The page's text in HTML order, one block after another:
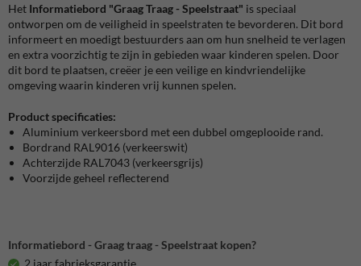
Het Informatiebord "Graag Traag - Speelstraat" is speciaal
ontworpen om de veiligheid in speelstraten te bevorderen. Dit bord
informeert en moedigt bestuurders aan om hun snelheid te verlagen
en extra voorzichtig te zijn in gebieden waar kinderen spelen. Door
dit bord te plaatsen, creëer je een veilige en kindvriendelijke
omgeving waarin kinderen vrij kunnen spelen.
Product specificaties:
Aluminium verkeersbord met een dubbel omgeplooide rand.
Bordrand RAL9016 (verkeerswit)
Achterzijde RAL7043 (verkeersgrijs)
Voorzijde geheel reflecterend
Informatiebord - Graag traag - Speelstraat kopen?
2 jaar fabrieksgarantie